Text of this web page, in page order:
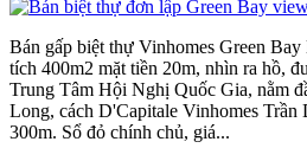
Bán gấp biệt thự Vinhomes Green
tích 400m2 mặt tiền 20m, nhìn ra hồ,
Trung Tâm Hội Nghị Quốc Gia, nằm
Long, cách D'Capitale Vinhomes
300m. Sổ đỏ chính chủ, giá...